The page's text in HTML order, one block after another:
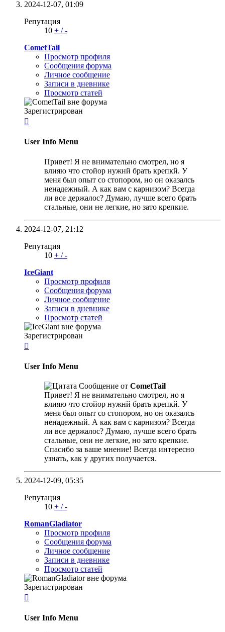
2024-12-07, 01:09
Репутация
10 + /-
CometTail
Просмотр профиля
Сообщения форума
Личное сообщение
Записи в дневнике
Просмотр статей
Зарегистрирован

User Info Menu
Привет! Я не внимательно смотрел, но я
влияю что стойор нужнй брать крепкй. У
меня был опыт со стопором, но он оказалсь
ненадежный. А как вам с карнизом? Всегда
ли все держалос? Думаю, лучше всего брать
стальные, они не легкие, но зато крепкие.
2024-12-07, 21:12
Репутация
10 + /-
IceGiant
Просмотр профиля
Сообщения форума
Личное сообщение
Записи в дневнике
Просмотр статей
Зарегистрирован

User Info Menu
Сообщение от CometTail
Привет! Я не внимательно смотрел, но я
влияю что стойор нужнй брать крепкй. У
меня был опыт со стопором, но он оказалсь
ненадежный. А как вам с карнизом? Всегда
ли все держалос? Думаю, лучше всего брать
стальные, они не легкие, но зато крепкие.
Спасибо за ваше мнениe! Всегда интересно
узнать, как у других получается.
2024-12-09, 05:35
Репутация
10 + /-
RomanGladiator
Просмотр профиля
Сообщения форума
Личное сообщение
Записи в дневнике
Просмотр статей
Зарегистрирован

User Info Menu